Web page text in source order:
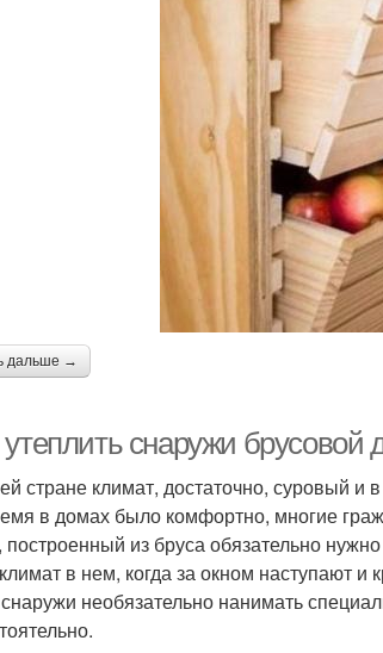
дальше →
снаружи брусовой
стране климат, достаточно, суровый и
в домах было комфортно, многие
из бруса обязательно
в нем, когда за окном наступают
необязательно нанимать